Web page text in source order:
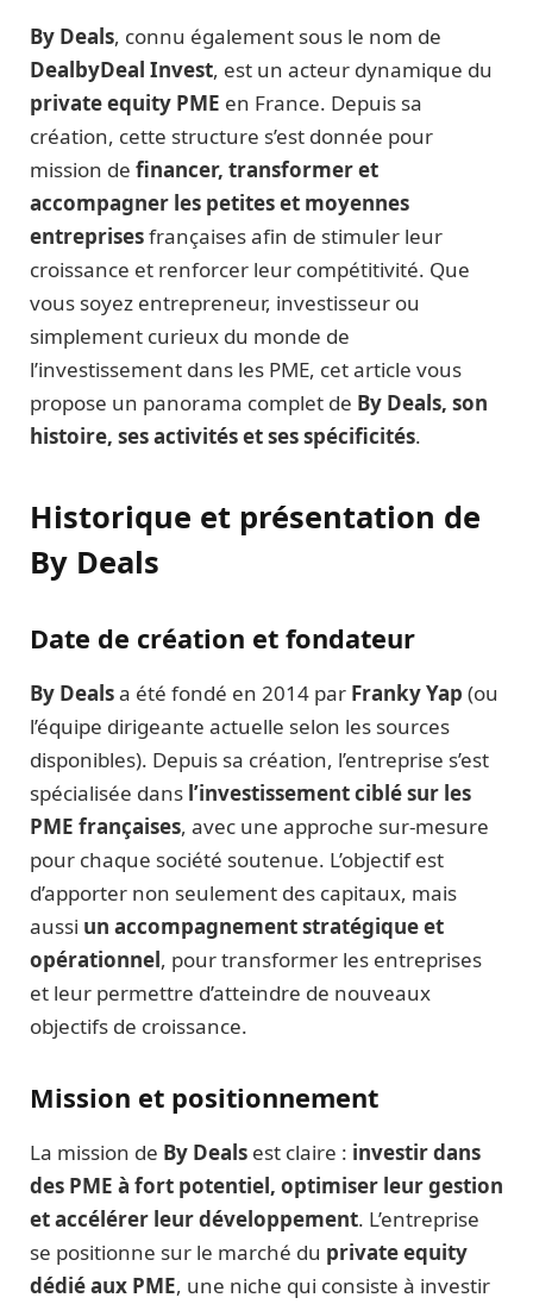
By Deals, connu également sous le nom de
DealbyDeal Invest, est un acteur dynamique du
private equity PME en France. Depuis sa
création, cette structure s’est donnée pour
mission de financer, transformer et
accompagner les petites et moyennes
entreprisesfrançaises afin de stimuler leur
croissance et renforcer leur compétitivité. Que
vous soyez entrepreneur, investisseur ou
simplement curieux du monde de
l’investissement dans les PME, cet article vous
propose un panorama complet de By Deals, son
histoire, ses activités et ses spécificités.
Historique et présentation de
By Deals
Date de création et fondateur
By Dealsa été fondé en 2014 par Franky Yap (ou
l’équipe dirigeante actuelle selon les sources
disponibles). Depuis sa création, l’entreprise s’est
spécialisée dans l’investissement ciblé sur les
PME françaises, avec une approche sur-mesure
pour chaque société soutenue. L’objectif est
d’apporter non seulement des capitaux, mais
aussi un accompagnement stratégique et
opérationnel, pour transformer les entreprises
et leur permettre d’atteindre de nouveaux
objectifs de croissance.
Mission et positionnement
La mission de By Deals est claire : investir dans
des PME à fort potentiel, optimiser leur gestion
et accélérer leur développement. L’entreprise
se positionne sur le marché du private equity
dédié aux PME, une niche qui consiste à investir